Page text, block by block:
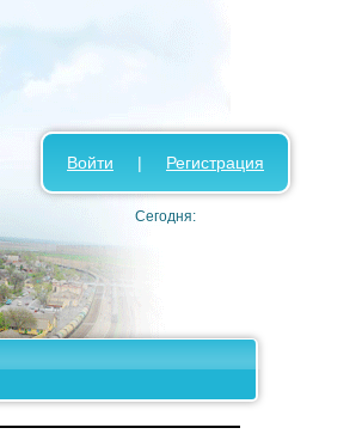
Войти | Регистрация
Сегодня: